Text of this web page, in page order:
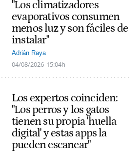
"Los climatizadores
evaporativos consumen
menos luz y son fáciles de
instalar"
Adrián Raya
04/08/2026 15:04h
Los expertos coinciden:
"Los perros y los gatos
tienen su propia 'huella
digital' y estas apps la
pueden escanear"